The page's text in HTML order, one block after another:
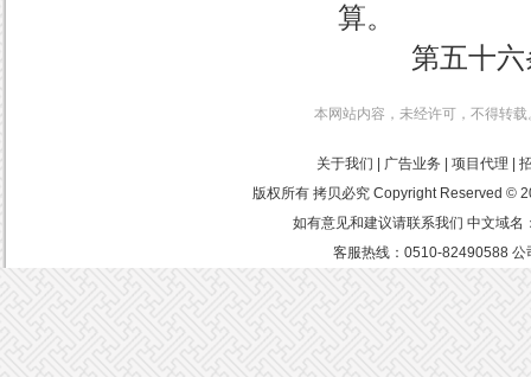
算。
第五十六条
本网站内容，未经许可，不得转载
关于我们 | 广告业务 | 项目代理 |
版权所有 拷贝必究 Copyright Reserved ©
如有意见和建议请联系我们 中文域名
客服热线：0510-82490588 公